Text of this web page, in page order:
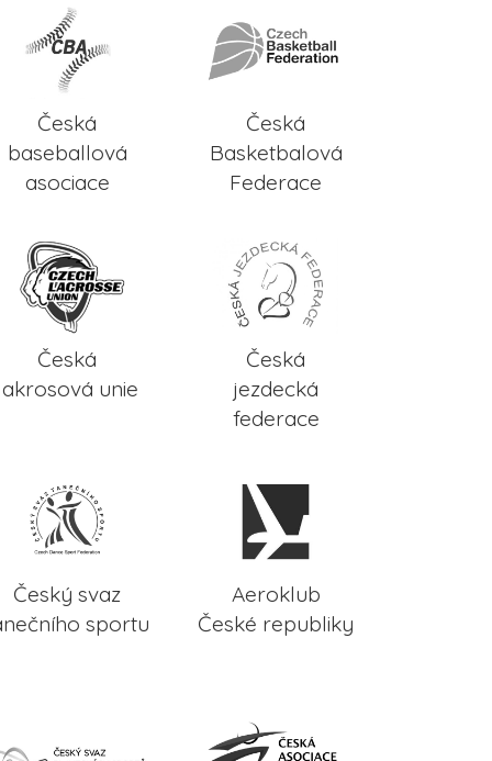
Česká
baseballová
asociace
Česká
Basketbalová
Federace
Česká
unie
Česká
jezdecká
federace
Český svaz
sportu
Aeroklub
České republiky